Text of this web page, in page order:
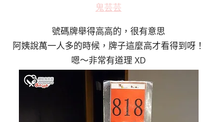
號碼牌舉得高高的，很有意思
阿姨說萬一人多的時候，牌子這麼高才看得到呀！
嗯～非常有道理 XD